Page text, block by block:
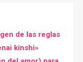
de las reglas
kinshi»